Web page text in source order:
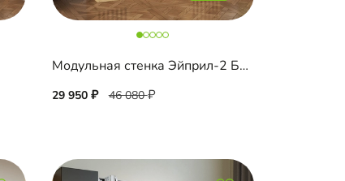
Модульная стенка Эйприл-2 Блэк
29 950 46 080